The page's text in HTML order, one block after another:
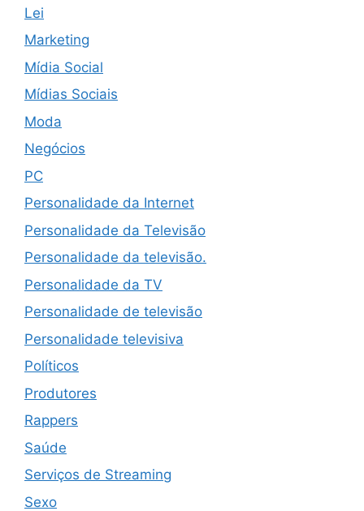
Lei
Marketing
Mídia Social
Mídias Sociais
Moda
Negócios
PC
Personalidade da Internet
Personalidade da Televisão
Personalidade da televisão.
Personalidade da TV
Personalidade de televisão
Personalidade televisiva
Políticos
Produtores
Rappers
Saúde
Serviços de Streaming
Sexo